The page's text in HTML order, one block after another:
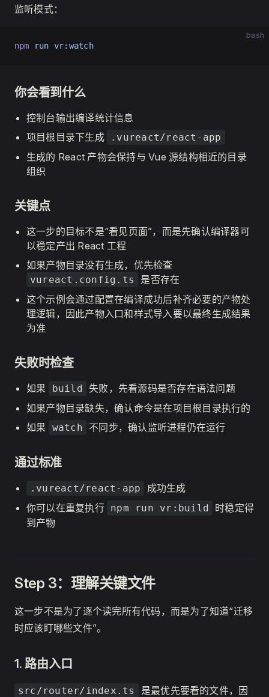
监听模式：
bash
npm run vr:watch
你会看到什么
控制台输出编译统计信息
项目根目录下生成
.vureact/react-app
生成的 React 产物会保持与 Vue 源结构相近的目录
组织
关键点
这一步的目标不是“看见页面”，而是先确认编译器可
以稳定产出 React 工程
如果产物目录没有生成，优先检查
vureact.config.ts
是否存在
这个示例会通过配置在编译成功后补齐必要的产物处
理逻辑，因此产物入口和样式导入要以最终生成结果
为准
失败时检查
如果 build 失败，先看源码是否存在语法问题
如果产物目录缺失，确认命令是在项目根目录执行的
如果
watch 不同步，确认监听进程仍在运行
通过标准
.vureact/react-app
成功生成
你可以在重复执行 npm run vr:build
时稳定得
到产物
Step 3：理解关键文件
这一步不是为了逐个读完所有代码，而是为了知道“迁移
时应该盯哪些文件”。
1. 路由入口
src/router/index.ts
是最优先要看的文件，因